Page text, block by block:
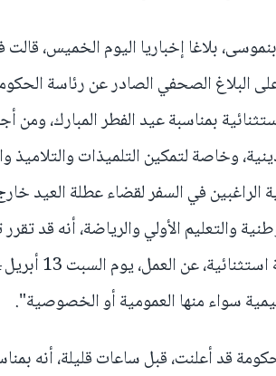
بلاغا إخباريا اليوم الخميس، قالت
بمناسبة عيد الفطر المبارك، ومن
وخاصة لتمكين التلميذات والتلاميذ
الراغبين في السفر لقضاء عطلة العيد
والتعليم الأولي والرياضة، أنه قد
سواء منها العمومية أو الخصوصية".
قد أعلنت، قبل ساعات قليلة، أنه